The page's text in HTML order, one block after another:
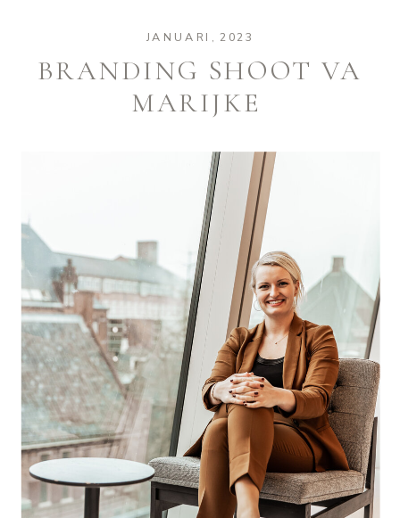
BRANDING SHOOT VA
MARIJKE
JANUARI, 2023